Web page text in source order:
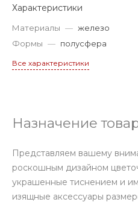
Характеристики
Материалы — железо
Формы — полусфера
Все характеристики
Назначение
Представляем вашему
роскошным дизайном
украшенные тиснением и
изящные аксессуары